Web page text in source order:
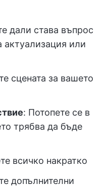
дали става въпрос
или
сцената за вашето
: Потопете се в
трябва да бъде
всичко накратко
допълнителни